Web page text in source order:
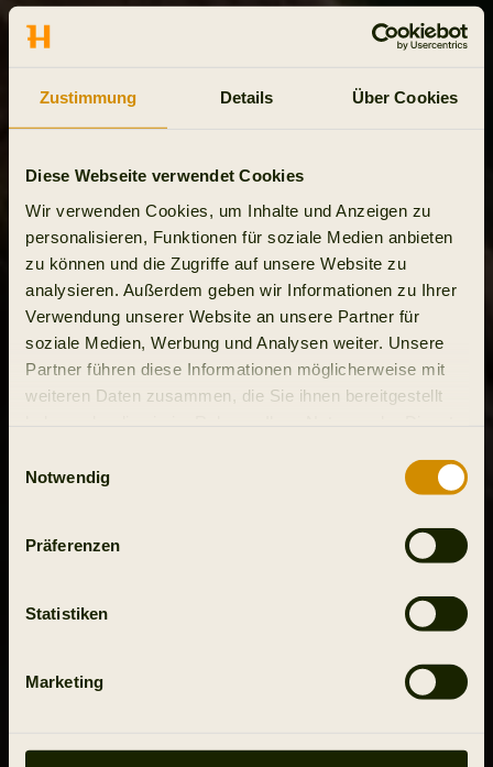
Zustimmung Details Über Cookies
Diese Webseite verwendet Cookies
Wir verwenden Cookies, um Inhalte und Anzeigen zu
personalisieren, Funktionen für soziale Medien anbieten
zu können und die Zugriffe auf unsere Website zu
analysieren. Außerdem geben wir Informationen zu Ihrer
Verwendung unserer Website an unsere Partner für
soziale Medien, Werbung und Analysen weiter. Unsere
Partner führen diese Informationen möglicherweise mit
weiteren Daten zusammen, die Sie ihnen bereitgestellt
Notwendig
Präferenzen
Statistiken
Marketing